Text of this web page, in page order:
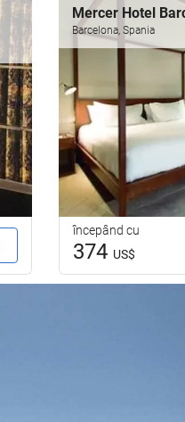
Mercer Hotel
Barcelona, Spania
începând cu
374 US$